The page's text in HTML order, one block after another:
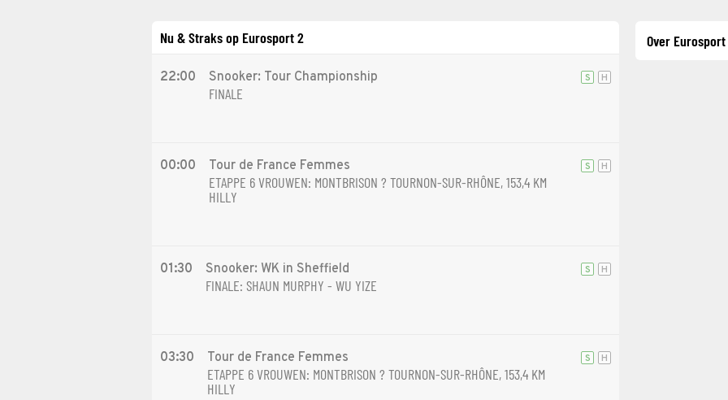
Nu & Straks op Eurosport 2
22:00 Snooker: Tour Championship
FINALE
S H
00:00 Tour de France Femmes
ETAPPE 6 VROUWEN: MONTBRISON ? TOURNON-SUR-RHÔNE, 153,4 KM
HILLY
S H
01:30 Snooker: WK in Sheffield
FINALE: SHAUN MURPHY - WU YIZE
S H
03:30 Tour de France Femmes
ETAPPE 6 VROUWEN: MONTBRISON ? TOURNON-SUR-RHÔNE, 153,4 KM
HILLY
S H
Over